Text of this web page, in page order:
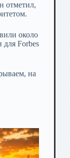
отметил,
около
для Forbes
на